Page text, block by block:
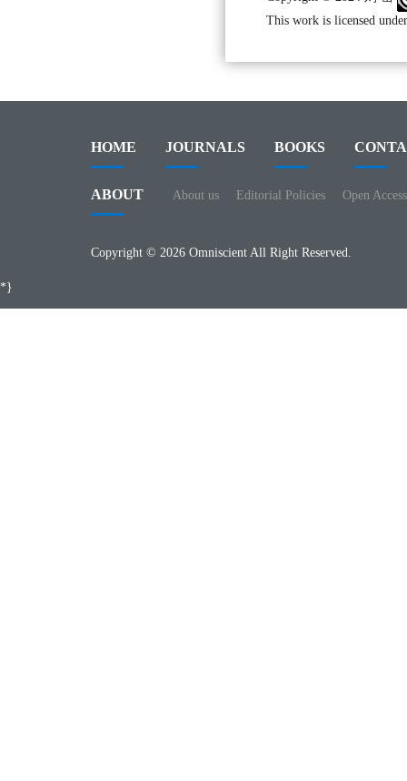
This work is licensed
HOME JOURNALS BOOKS
ABOUT About us Editorial Policies Open
Copyright © 2026 Omniscient All Right Reserved.
*}